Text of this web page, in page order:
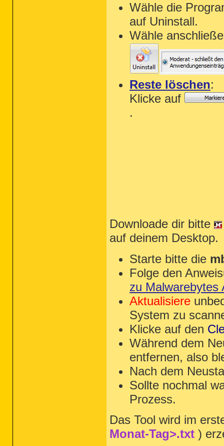
HKU\S-1-5-21-2279180937-
HKU\S-1-5-21-2279180937-937138142-
HKU\S-1-5-21-2279180937-937138142-
HKU\S-1-5-21-2279180937-
HKU\S-1-5-21-2279180937-
HKU\S-1-5-21-2279180937-937138142-
HKU\S-1-5-21-2279180937-937138142-
HKU\S-1-5-21-2279180937-937138142-
HKU\S-1-5-21-2279180937-937138142-
HKU\S-1-5-21-2279180937-937138142-
HKU\S-1-5-21-2279180937-937138142-
ShellIconOverlayIdentifiers:
ShellIconOverlayIdentifiers:
BootExecute: autocheck autochk *
HKLM\Software\Microsoft\Internet
Wähle die
auf Uninstall.
Wähle
Reste löschen:
Klicke auf
.
Downloade dir bitte
auf deinem Desktop.
Starte bitte die
Folge den
zu Malwarebytes
Aktualisiere
System zu
Klicke auf den
Während dem
entfernen, also
Nach dem
Sollte nochmal
Prozess.
Das Tool wird im
Monat-Tag>.txt )